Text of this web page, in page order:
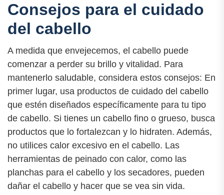
Consejos para el cuidado
del cabello
A medida que envejecemos, el cabello puede
comenzar a perder su brillo y vitalidad. Para
mantenerlo saludable, considera estos consejos: En
primer lugar, usa productos de cuidado del cabello
que estén diseñados específicamente para tu tipo
de cabello. Si tienes un cabello fino o grueso, busca
productos que lo fortalezcan y lo hidraten. Además,
no utilices calor excesivo en el cabello. Las
herramientas de peinado con calor, como las
planchas para el cabello y los secadores, pueden
dañar el cabello y hacer que se vea sin vida.